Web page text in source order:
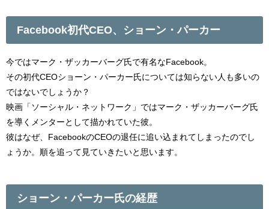
Facebook初代CEO、ショーン・パーカー
今ではマーク・ザッカーバーグ氏で有名なFacebook。
その初代CEOショーン・パーカー氏については知らない人も多いの
ではないでしょうか？
映画「ソーシャル・ネットワーク」ではマーク・ザッカーバーグ氏
を導くメンターとして描かれていた彼。
彼はなぜ、FacebookのCEOの退任に追い込まれてしまったのでし
ょうか。順を追って見ていきたいと思います。
ショーン・パーカー氏の経歴